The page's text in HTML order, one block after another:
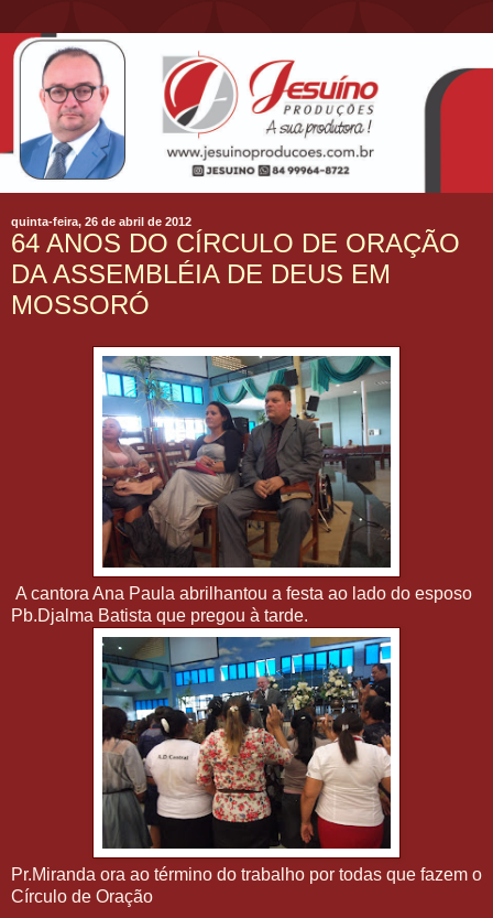
quinta-feira, 26 de abril de 2012
64 ANOS DO CÍRCULO DE ORAÇÃO
DA ASSEMBLÉIA DE DEUS EM
MOSSORÓ
A cantora Ana Paula abrilhantou a festa ao lado do esposo
Pb.Djalma Batista que pregou à tarde.
Pr.Miranda ora ao término do trabalho por todas que fazem o
Círculo de Oração